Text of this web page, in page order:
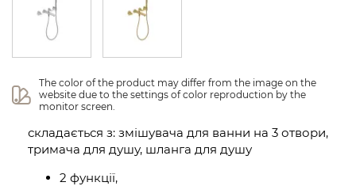
The color of the product may differ from the image on the
website due to the settings of color reproduction by the
monitor screen.
складається з: змішувача для ванни на 3 отвори,
тримача для душу, шланга для душу
2 функції,